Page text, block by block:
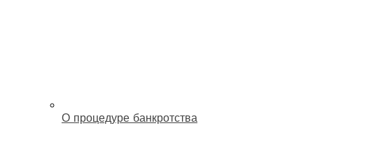
О процедуре банкротства